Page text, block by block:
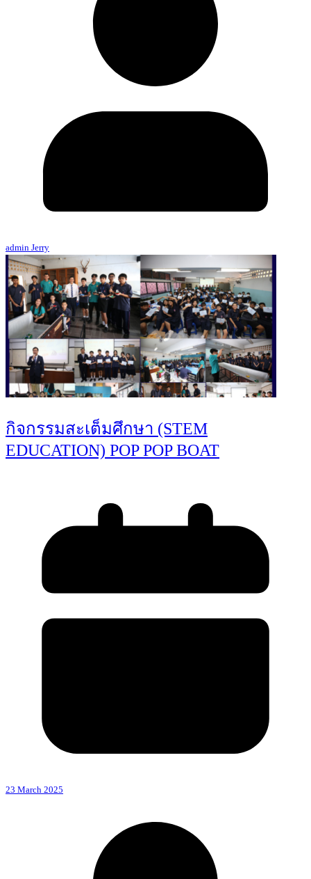
admin Jerry
กิจกรรมสะเต็มศึกษา (STEM
EDUCATION) POP POP BOAT
23 March 2025